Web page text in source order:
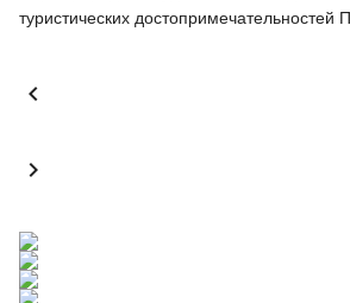
туристических достопримечательностей

